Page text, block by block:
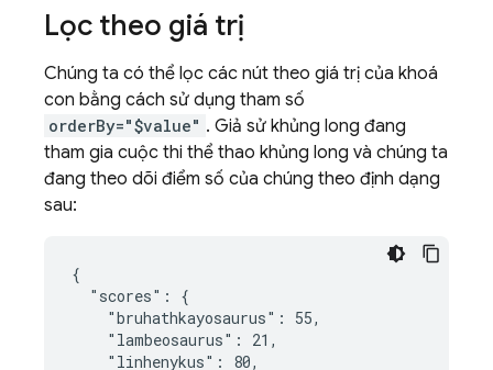
Lọc theo giá trị
Chúng ta có thể lọc các nút theo giá trị của khoá
con bằng cách sử dụng tham số
orderBy="$value" . Giả sử khủng long đang
tham gia cuộc thi thể thao khủng long và chúng ta
đang theo dõi điểm số của chúng theo định dạng
sau:
{
  "scores": {
    "bruhathkayosaurus": 55,
    "lambeosaurus": 21,
    "linhenykus": 80,